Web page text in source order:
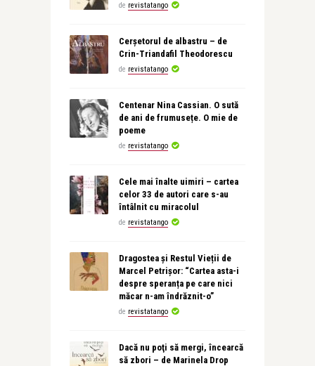
de revistatango
Cerșetorul de albastru – de
Crin-Triandafil Theodorescu
de revistatango
Centenar Nina Cassian. O sută
de ani de frumusețe. O mie de
poeme
de revistatango
Cele mai înalte uimiri – cartea
celor 33 de autori care s-au
întâlnit cu miracolul
de revistatango
Dragostea și Restul Vieții de
Marcel Petrișor: “Cartea asta-i
despre speranța pe care nici
măcar n-am îndrăznit-o”
de revistatango
Dacă nu poţi să mergi, încearcă
să zbori – de Marinela Drop